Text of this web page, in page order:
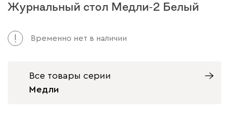
Журнальный стол Медли-2 Белый
Временно нет в наличии
Все товары серии
Медли